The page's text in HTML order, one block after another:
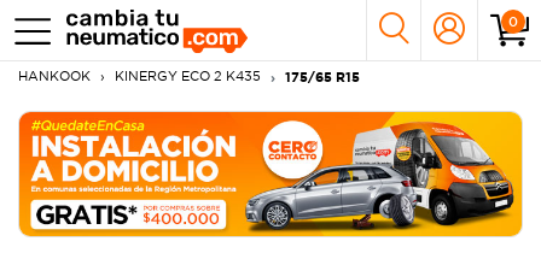
0
HANKOOK KINERGY ECO 2 K435 175/65 R15